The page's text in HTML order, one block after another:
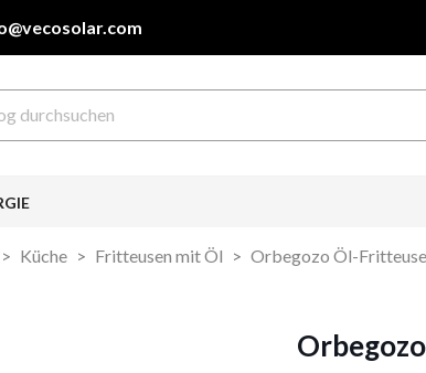
Küche Fritteusen mit Öl Orbegozo Öl-Fritteuse